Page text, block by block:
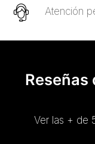
Atención
Ver las + de